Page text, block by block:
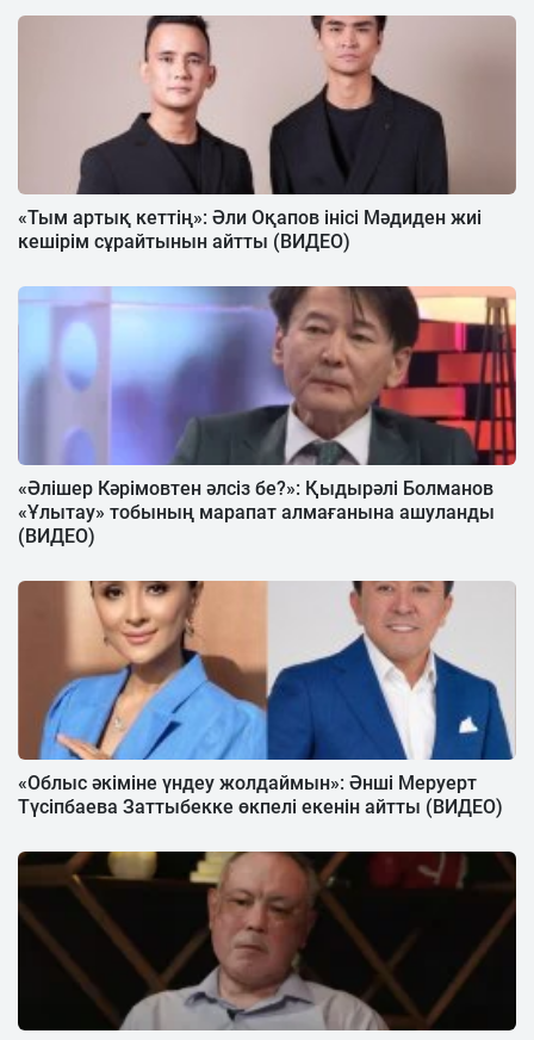
«Тым артық кеттің»: Әли Оқапов інісі Мәдиден жиі
кешірім сұрайтынын айтты (ВИДЕО)
«Әлішер Кәрімовтен әлсіз бе?»: Қыдырәлі Болманов
«Ұлытау» тобының марапат алмағанына ашуланды
(ВИДЕО)
«Облыс әкіміне үндеу жолдаймын»: Әнші Меруерт
Түсіпбаева Заттыбекке өкпелі екенін айтты (ВИДЕО)